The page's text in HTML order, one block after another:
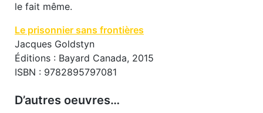
le fait même.
Le prisonnier sans frontières
Jacques Goldstyn
Éditions : Bayard Canada, 2015
ISBN : 9782895797081
D’autres oeuvres…